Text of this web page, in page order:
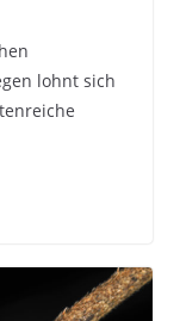
lohnt sich